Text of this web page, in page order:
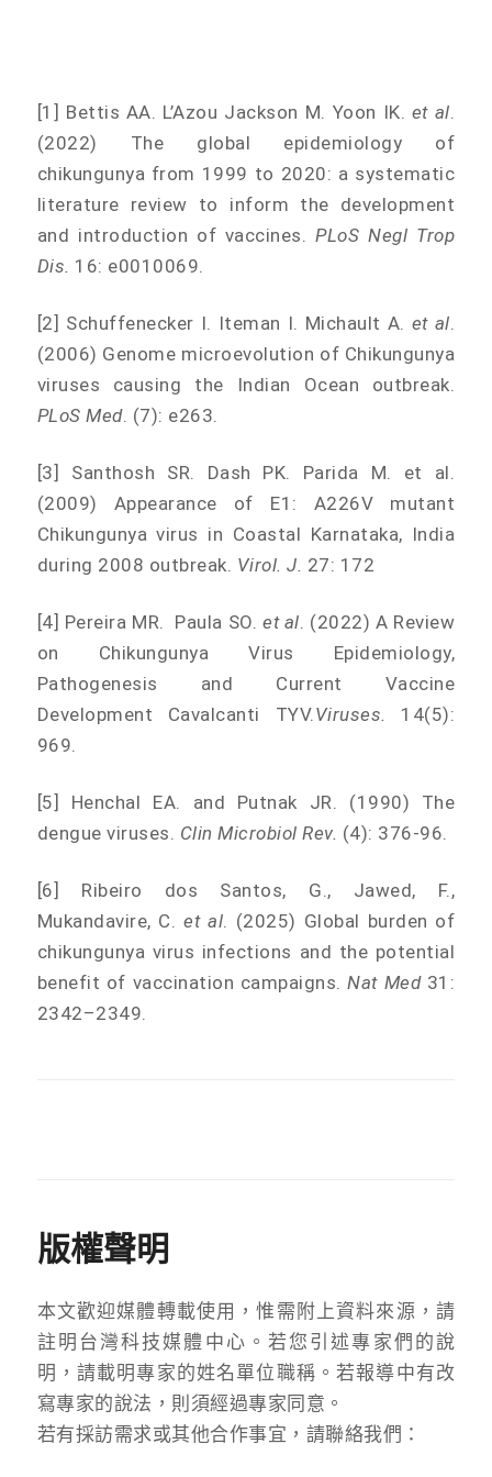
[1] Bettis AA. L’Azou Jackson M. Yoon IK. et al.
(2022) The global epidemiology of
chikungunya from 1999 to 2020: a systematic
literature review to inform the development
and introduction of vaccines.PLoS Negl Trop
Dis. 16: e0010069.
[2] Schuffenecker I. Iteman I. Michault A. et al.
(2006) Genome microevolution of Chikungunya
viruses causing the Indian Ocean outbreak.
PLoS Med. (7): e263.
[3] Santhosh SR. Dash PK. Parida M. et al.
(2009) Appearance of E1: A226V mutant
Chikungunya virus in Coastal Karnataka, India
during 2008 outbreak. Virol. J. 27: 172
[4] Pereira MR. Paula SO.et al. (2022) A Review
on Chikungunya Virus Epidemiology,
Pathogenesis and Current Vaccine
Development Cavalcanti TYV.Viruses. 14(5):
969.
[5] Henchal EA. and Putnak JR. (1990) The
dengue viruses. Clin Microbiol Rev. (4): 376-96.
[6] Ribeiro dos Santos, G., Jawed, F.,
Mukandavire, C.et al. (2025) Global burden of
chikungunya virus infections and the potential
benefit of vaccination campaigns.Nat Med31:
2342–2349.
版權聲明
本文歡迎媒體轉載使用，惟需附上資料來源，請
註明台灣科技媒體中心。若您引述專家們的說
明，請載明專家的姓名單位職稱。若報導中有改
寫專家的說法，則須經過專家同意。
若有採訪需求或其他合作事宜，請聯絡我們：